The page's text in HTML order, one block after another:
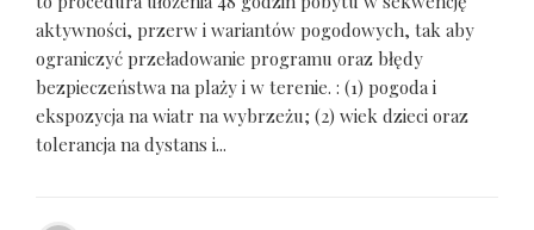
aktywności, przerw i wariantów pogodowych, tak aby
ograniczyć przeładowanie programu oraz błędy
bezpieczeństwa na plaży i w terenie. : (1) pogoda i
ekspozycja na wiatr na wybrzeżu; (2) wiek dzieci oraz
tolerancja na dystans i...